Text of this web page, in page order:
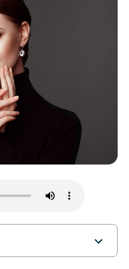
cardápio para ter uma